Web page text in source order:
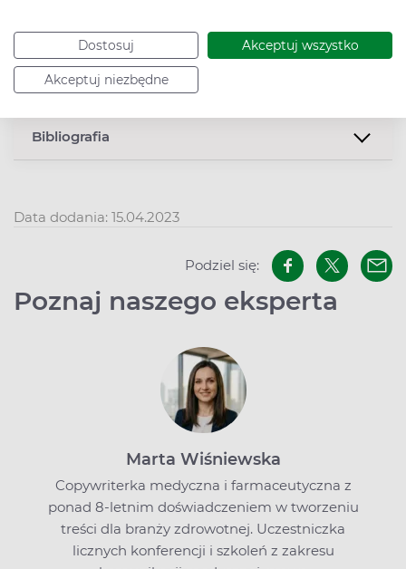
Dostosuj Akceptuj wszystko
Akceptuj niezbędne
4
Po jakim czasie czarci pazur
zaczyna działać?
Bibliografia
Data dodania: 15.04.2023
Podziel się:
Poznaj naszego eksperta
Marta Wiśniewska
Copywriterka medyczna i farmaceutyczna z
ponad 8-letnim doświadczeniem w tworzeniu
treści dla branży zdrowotnej. Uczestniczka
licznych konferencji i szkoleń z zakresu